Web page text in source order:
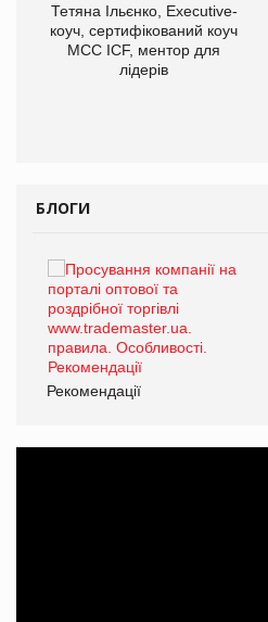
Тетяна Ільєнко, Executive-
коуч, сертифікований коуч
МСС ICF, ментор для
лідерів
БЛОГИ
Рекомендації